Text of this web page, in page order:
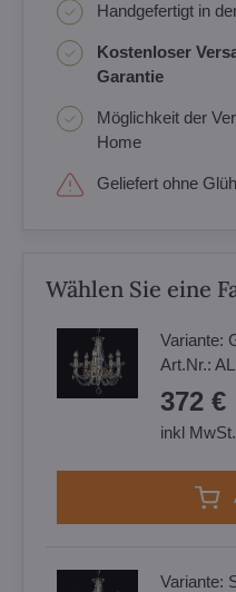
Handgefertigt in
Kostenloser
Garantie
Möglichkeit der
Home
Geliefert ohne
Wählen Sie eine
Variante:
Art.Nr.:
372 €
inkl
Variante: